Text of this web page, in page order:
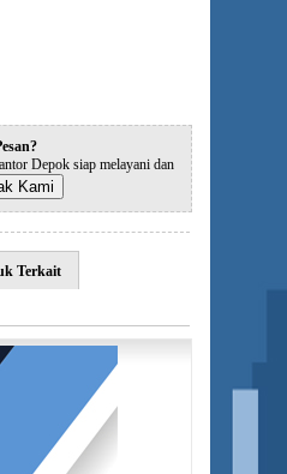
Depok siap melayani dan
Kami
Terkait